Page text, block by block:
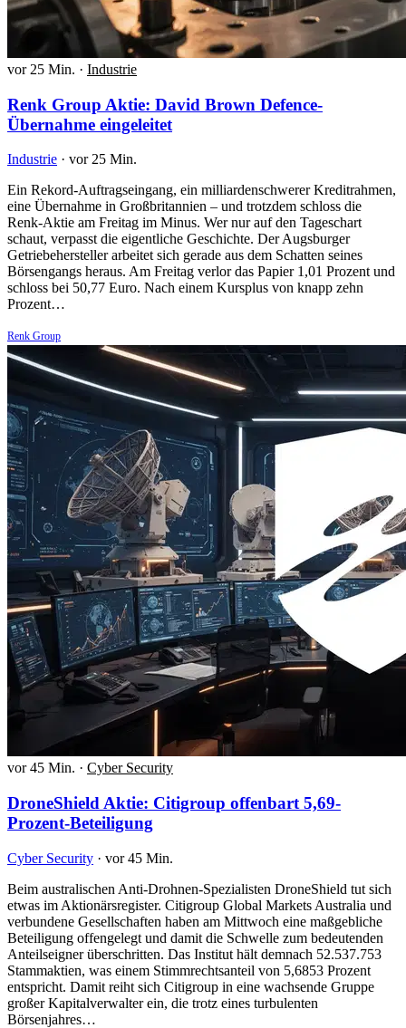
vor 25 Min. · Industrie
Renk Group Aktie: David Brown Defence-
Übernahme eingeleitet
Industrie · vor 25 Min.
Ein Rekord-Auftragseingang, ein milliardenschwerer Kreditrahmen,
eine Übernahme in Großbritannien – und trotzdem schloss die
Renk-Aktie am Freitag im Minus. Wer nur auf den Tageschart
schaut, verpasst die eigentliche Geschichte. Der Augsburger
Getriebehersteller arbeitet sich gerade aus dem Schatten seines
Börsengangs heraus. Am Freitag verlor das Papier 1,01 Prozent und
schloss bei 50,77 Euro. Nach einem Kursplus von knapp zehn
Prozent…
Renk Group
vor 45 Min. · Cyber Security
DroneShield Aktie: Citigroup offenbart 5,69-
Prozent-Beteiligung
Cyber Security · vor 45 Min.
Beim australischen Anti-Drohnen-Spezialisten DroneShield tut sich
etwas im Aktionärsregister. Citigroup Global Markets Australia und
verbundene Gesellschaften haben am Mittwoch eine maßgebliche
Beteiligung offengelegt und damit die Schwelle zum bedeutenden
Anteilseigner überschritten. Das Institut hält demnach 52.537.753
Stammaktien, was einem Stimmrechtsanteil von 5,6853 Prozent
entspricht. Damit reiht sich Citigroup in eine wachsende Gruppe
großer Kapitalverwalter ein, die trotz eines turbulenten
Börsenjahres…